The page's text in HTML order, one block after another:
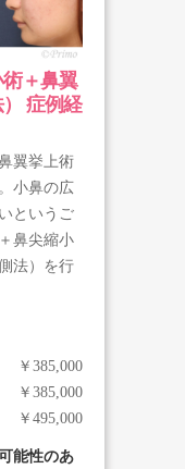
＋鼻翼
症例経
翼挙上術
小鼻の広
というご
鼻尖縮小
法）を行
￥385,000
￥385,000
￥495,000
能性のあ